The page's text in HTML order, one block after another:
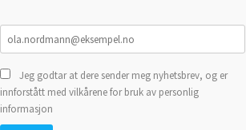
Jeg godtar at dere sender meg nyhetsbrev, og er
innforstått med vilkårene for bruk av personlig
informasjon